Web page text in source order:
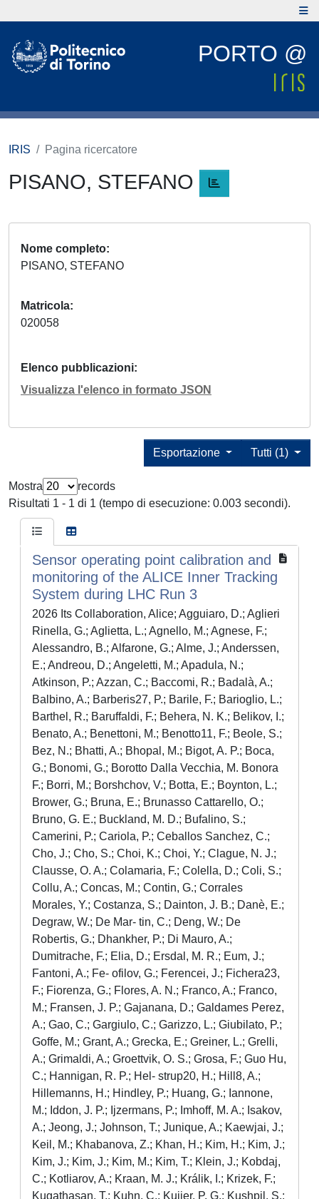
PORTO @
IRIS Pagina ricercatore
PISANO, STEFANO
Nome completo
PISANO, STEFANO
Matricola
020058
Elenco pubblicazioni
Visualizza l'elenco in formato JSON
Tutti (1)
Esportazione
Mostra
records
Risultati 1 - 1 di 1 (tempo di esecuzione: 0.003 secondi).
Sensor operating point calibration and
monitoring of the ALICE Inner Tracking
System during LHC Run 3
2026 Its Collaboration, Alice; Agguiaro, D.; Aglieri
Rinella, G.; Aglietta, L.; Agnello, M.; Agnese, F.;
Alessandro, B.; Alfarone, G.; Alme, J.; Anderssen,
E.; Andreou, D.; Angeletti, M.; Apadula, N.;
Atkinson, P.; Azzan, C.; Baccomi, R.; Badalà, A.;
Balbino, A.; Barberis27, P.; Barile, F.; Barioglio, L.;
Barthel, R.; Baruffaldi, F.; Behera, N. K.; Belikov, I.;
Benato, A.; Benettoni, M.; Benotto11, F.; Beole, S.;
Bez, N.; Bhatti, A.; Bhopal, M.; Bigot, A. P.; Boca,
G.; Bonomi, G.; Borotto Dalla Vecchia, M. Bonora
F.; Borri, M.; Borshchov, V.; Botta, E.; Boynton, L.;
Brower, G.; Bruna, E.; Brunasso Cattarello, O.;
Bruno, G. E.; Buckland, M. D.; Bufalino, S.;
Camerini, P.; Cariola, P.; Ceballos Sanchez, C.;
Cho, J.; Cho, S.; Choi, K.; Choi, Y.; Clague, N. J.;
Clausse, O. A.; Colamaria, F.; Colella, D.; Coli, S.;
Collu, A.; Concas, M.; Contin, G.; Corrales
Morales, Y.; Costanza, S.; Dainton, J. B.; Danè, E.;
Degraw, W.; De Mar- tin, C.; Deng, W.; De
Robertis, G.; Dhankher, P.; Di Mauro, A.;
Dumitrache, F.; Elia, D.; Ersdal, M. R.; Eum, J.;
Fantoni, A.; Fe- ofilov, G.; Ferencei, J.; Fichera23,
F.; Fiorenza, G.; Flores, A. N.; Franco, A.; Franco,
M.; Fransen, J. P.; Gajanana, D.; Galdames Perez,
A.; Gao, C.; Gargiulo, C.; Garizzo, L.; Giubilato, P.;
Goffe, M.; Grant, A.; Grecka, E.; Greiner, L.; Grelli,
A.; Grimaldi, A.; Groettvik, O. S.; Grosa, F.; Guo Hu,
C.; Hannigan, R. P.; Hel- strup20, H.; Hill8, A.;
Hillemanns, H.; Hindley, P.; Huang, G.; Iannone,
M.; Iddon, J. P.; Ijzermans, P.; Imhoff, M. A.; Isakov,
A.; Jeong, J.; Johnson, T.; Junique, A.; Kaewjai, J.;
Keil, M.; Khabanova, Z.; Khan, H.; Kim, H.; Kim, J.;
Kim, J.; Kim, J.; Kim, M.; Kim, T.; Klein, J.; Kobdaj,
C.; Kotliarov, A.; Kraan, M. J.; Králik, I.; Krizek, F.;
Kugathasan, T.; Kuhn, C.; Kuijer, P. G.; Kushpil, S.;